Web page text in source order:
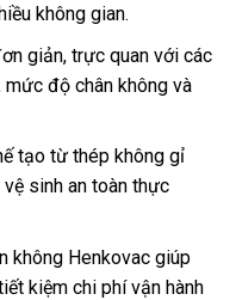
không gian.
giản, trực quan với các
độ chân không và
tạo từ thép không gỉ
sinh an toàn thực
không Henkovac giúp
kiệm chi phí vận hành